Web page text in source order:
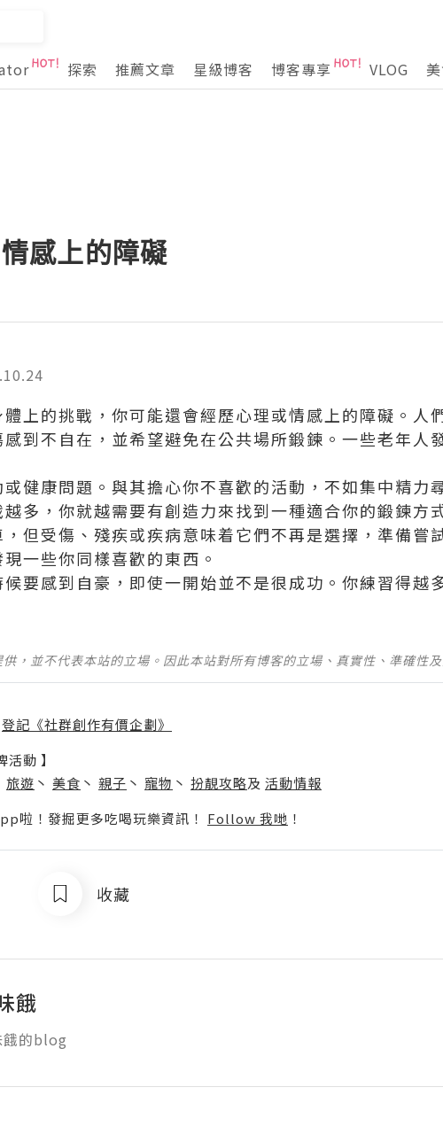
探索 推薦文章 星級博客 博客專享 VLOG
感上的障礙
上的挑戰，你可能還會經歷心理或情感上的障礙。 人
到不自在，並希望避免在公共場所鍛鍊。 一些老年人
健康問題。 與其擔心你不喜歡的活動，不如集中精力
多，你就越需要有創造力來找到一種適合你的鍛鍊方
但受傷、殘疾或疾病意味着它們不再是選擇，準備嘗
一些你同樣喜歡的東西。
要感到自豪，即使一開始並不是很成功。 你練習得越
，並不代表本站的立場。因此本站對所有博客的立場、真實性、準確性
登記《社群創作有價企劃》
動 】
旅遊 丶 美食 丶 親子 丶 寵物 丶 扮靚攻略及 活動情報
啦！發掘更多吃喝玩樂資訊！ Follow 我哋 ！
收藏
餓
餓的blog